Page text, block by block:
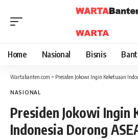
Home Nasional Bisnis
Wartabanten.com > Presiden Jokowi Ingin Keketuaan
NASIONAL
Presiden Jokowi Ingin
Indonesia Dorong